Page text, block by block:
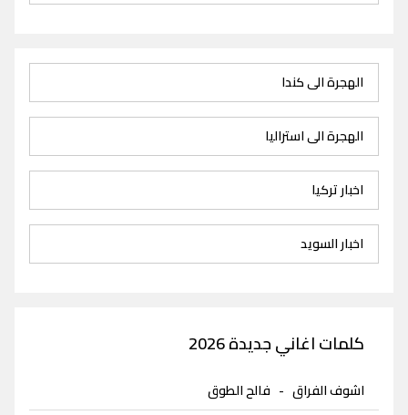
الهجرة الى كندا
الهجرة الى استراليا
اخبار تركيا
اخبار السويد
كلمات اغاني جديدة 2026
اشوف الفراق - فالح الطوق